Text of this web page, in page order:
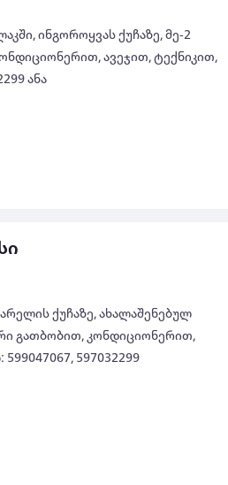
ინგოროყვას ქუჩაზე, მე-2
ავეჯით, ტექნიკით,
ანა
ქუჩაზე, ახალაშენებულ
გათბობით, კონდიციონერით,
597032299